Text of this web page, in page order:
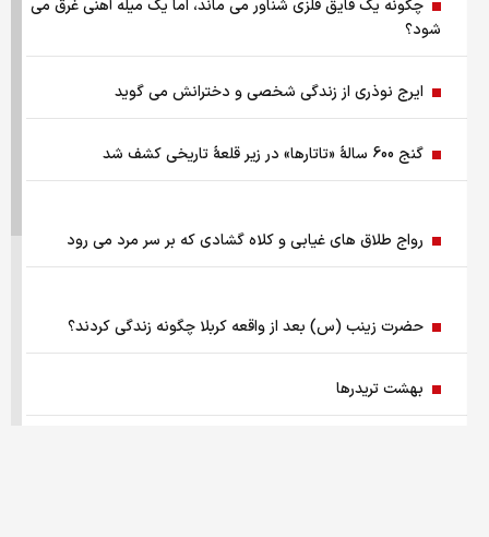
مسئله فلسطین با تاکید رئیس جمهور
قیمت طلا ۱۸ عیار ۱۴ مرداد
ترامپ درخواست زلنسکی را رد کرد
برای ایرانی ها کیف پول ساخته شد
چگونه یک قایق فلزی شناور می ماند، اما یک میله آهنی غرق می
شود؟
ایرج نوذری از زندگی شخصی و دخترانش می گوید
گنج 600 سالۀ «تاتارها» در زیر قلعۀ تاریخی کشف شد
رواج طلاق های غیابی و کلاه گشادی که بر سر مرد می رود
حضرت زینب (س) بعد از واقعه کربلا چگونه زندگی کردند؟
بهشت تریدرها